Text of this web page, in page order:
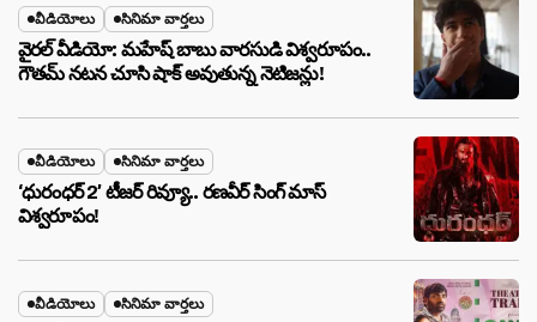
వీడియోలు సినిమా వార్తలు
వైరల్ వీడియో: మహేష్ బాబు వారసుడి విశ్వరూపం..
గౌతమ్ నటన చూసి షాక్ అవుతున్న నెటిజన్లు!
వీడియోలు సినిమా వార్తలు
‘ధురంధర్ 2’ టీజర్ రివ్యూ.. రణవీర్ సింగ్ మాస్
విశ్వరూపం!
వీడియోలు సినిమా వార్తలు